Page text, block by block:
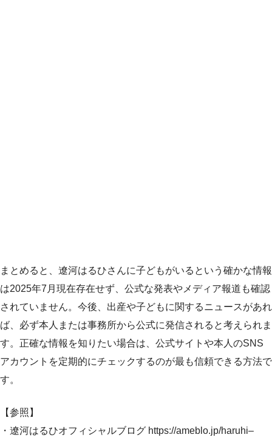
まとめると、遼河はるひさんに子どもがいるという確かな情報
は2025年7月現在存在せず、公式な発表やメディア報道も確認
されていません。今後、出産や子どもに関するニュースがあれ
ば、必ず本人または事務所から公式に発信されると考えられま
す。正確な情報を知りたい場合は、公式サイトや本人のSNS
アカウントを定期的にチェックするのが最も信頼できる方法で
す。
【参照】
・遼河はるひオフィシャルブログ https://ameblo.jp/haruhi–